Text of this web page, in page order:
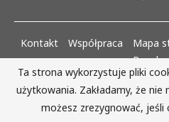
Kontakt Współpraca Mapa
AlejaKobiet.pl @2020 - 2023
Ta strona wykorzystuje pliki
użytkowania. Zakładamy, że
możesz zrezygnować, jeśli